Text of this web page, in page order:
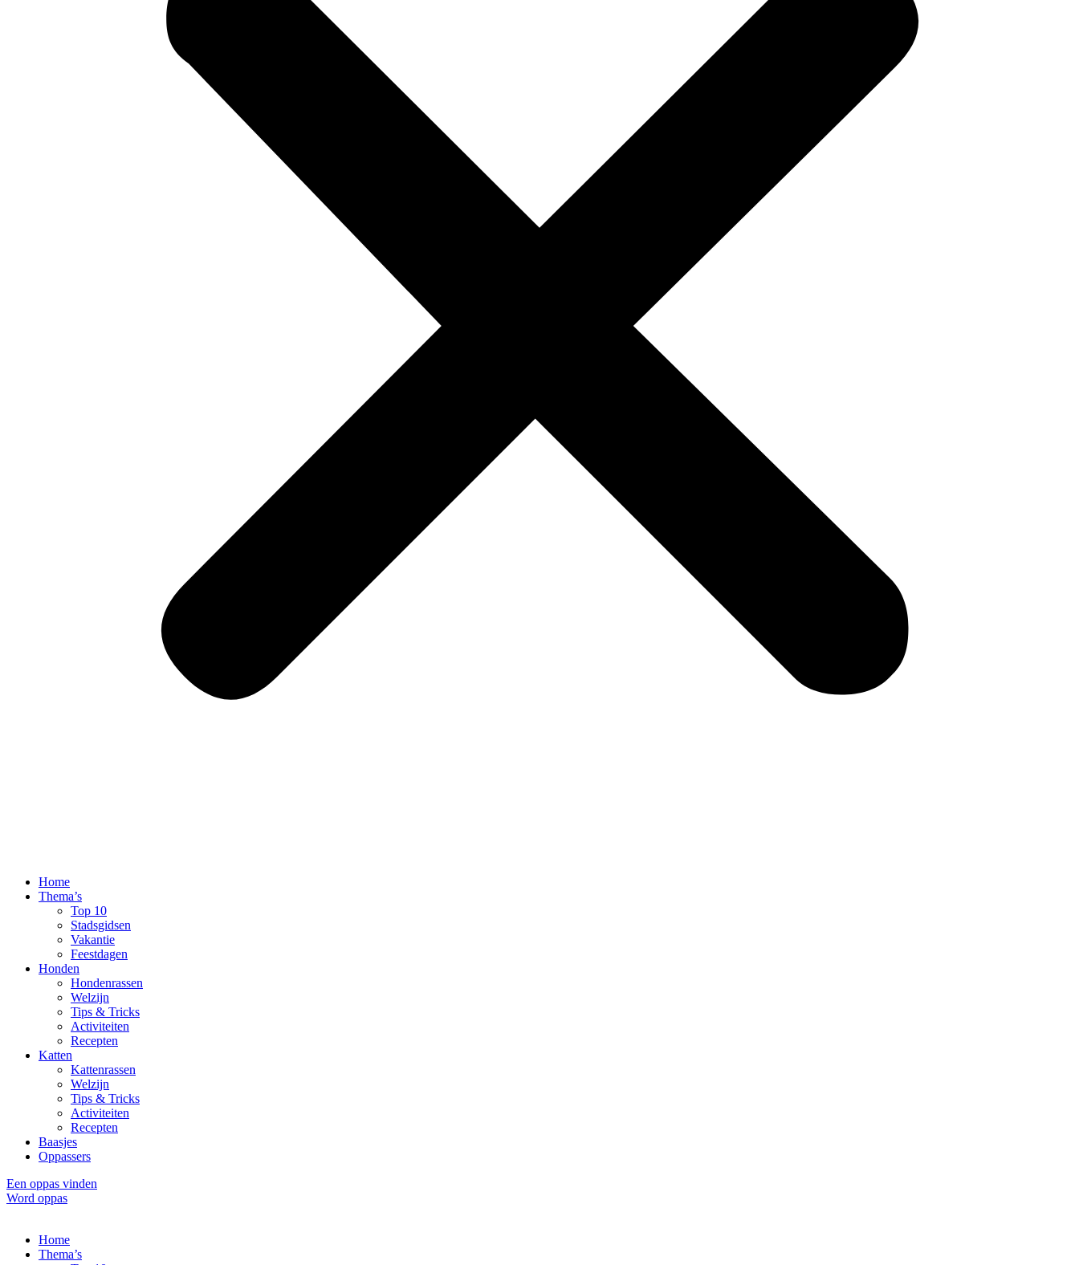
Home
Thema’s
Top 10
Stadsgidsen
Vakantie
Feestdagen
Honden
Hondenrassen
Welzijn
Tips & Tricks
Activiteiten
Recepten
Katten
Kattenrassen
Welzijn
Tips & Tricks
Activiteiten
Recepten
Baasjes
Oppassers
Een oppas vinden
Word oppas
Home
Thema’s